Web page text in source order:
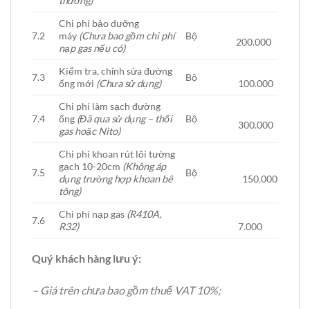
7.2
Chi phí bảo dưỡng
máy (Chưa bao gồm chi phí
nạp gas nếu có)
Bộ
200.000
7.3
Kiểm tra, chỉnh sửa đường
ống mới (Chưa sử dụng)
Bộ
100.000
7.4
Chi phí làm sạch đường
ống (Đã qua sử dụng – thổi
gas hoặc Nito)
Bộ
300.000
7.5
Chi phí khoan rút lõi tường
gạch 10-20cm (Không áp
dụng trường hợp khoan bê
tông)
Bộ
150.000
7.6
Chi phí nạp gas (R410A,
R32)
7.000
Quý khách hàng lưu ý:
– Giá trên chưa bao gồm thuế VAT 10%;